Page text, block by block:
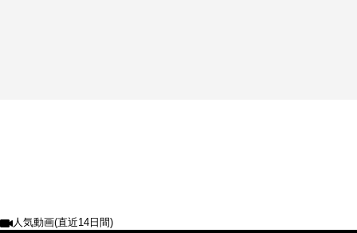
人気動画(直近14日間)